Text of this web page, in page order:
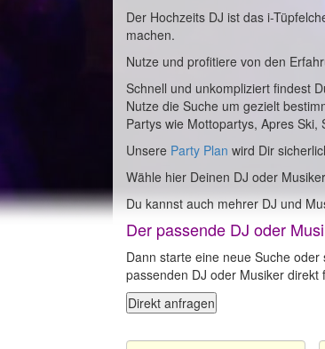
Der Hochzeits DJ ist das i-
machen.
Nutze und profitiere von den
Schnell und unkompliziert findest
Nutze die Suche um gezielt
Partys wie Mottopartys, Apres
Unsere Party Plan wird Dir
Wähle hier Deinen DJ oder
Du kannst auch mehrer DJ und
Der passende DJ oder
Dann starte eine neue Suche
passenden DJ oder Musiker
Direkt anfragen